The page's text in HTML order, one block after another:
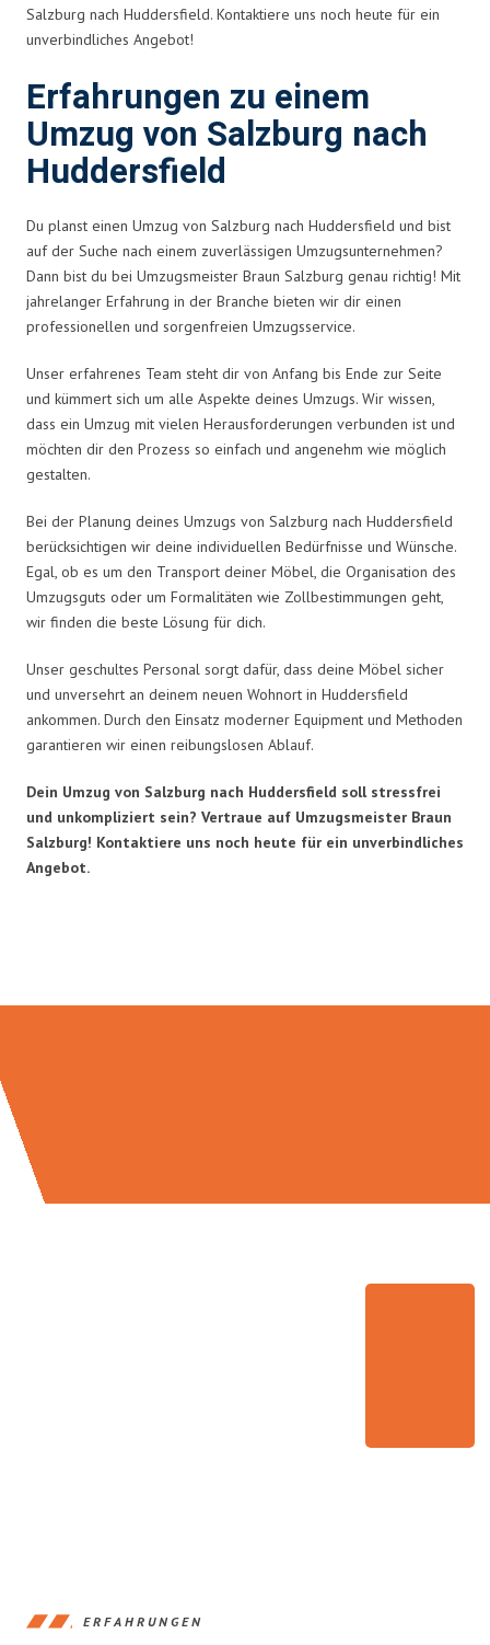
Salzburg nach Huddersfield. Kontaktiere uns noch heute für ein
unverbindliches Angebot!
Erfahrungen zu einem
Umzug von Salzburg nach
Huddersfield
Du planst einen Umzug von Salzburg nach Huddersfield und bist
auf der Suche nach einem zuverlässigen Umzugsunternehmen?
Dann bist du bei Umzugsmeister Braun Salzburg genau richtig! Mit
jahrelanger Erfahrung in der Branche bieten wir dir einen
professionellen und sorgenfreien Umzugsservice.
Unser erfahrenes Team steht dir von Anfang bis Ende zur Seite
und kümmert sich um alle Aspekte deines Umzugs. Wir wissen,
dass ein Umzug mit vielen Herausforderungen verbunden ist und
möchten dir den Prozess so einfach und angenehm wie möglich
gestalten.
Bei der Planung deines Umzugs von Salzburg nach Huddersfield
berücksichtigen wir deine individuellen Bedürfnisse und Wünsche.
Egal, ob es um den Transport deiner Möbel, die Organisation des
Umzugsguts oder um Formalitäten wie Zollbestimmungen geht,
wir finden die beste Lösung für dich.
Unser geschultes Personal sorgt dafür, dass deine Möbel sicher
und unversehrt an deinem neuen Wohnort in Huddersfield
ankommen. Durch den Einsatz moderner Equipment und Methoden
garantieren wir einen reibungslosen Ablauf.
Dein Umzug von Salzburg nach Huddersfield soll stressfrei
und unkompliziert sein? Vertraue auf Umzugsmeister Braun
Salzburg! Kontaktiere uns noch heute für ein unverbindliches
Angebot.
ERFAHRUNGEN